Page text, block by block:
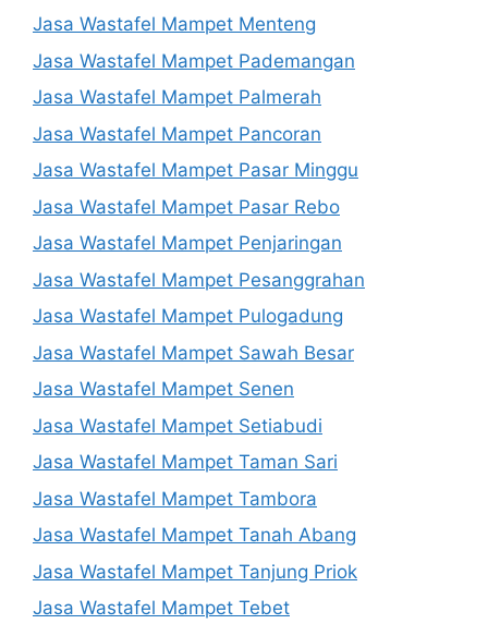
Jasa Wastafel Mampet Menteng
Jasa Wastafel Mampet Pademangan
Jasa Wastafel Mampet Palmerah
Jasa Wastafel Mampet Pancoran
Jasa Wastafel Mampet Pasar Minggu
Jasa Wastafel Mampet Pasar Rebo
Jasa Wastafel Mampet Penjaringan
Jasa Wastafel Mampet Pesanggrahan
Jasa Wastafel Mampet Pulogadung
Jasa Wastafel Mampet Sawah Besar
Jasa Wastafel Mampet Senen
Jasa Wastafel Mampet Setiabudi
Jasa Wastafel Mampet Taman Sari
Jasa Wastafel Mampet Tambora
Jasa Wastafel Mampet Tanah Abang
Jasa Wastafel Mampet Tanjung Priok
Jasa Wastafel Mampet Tebet